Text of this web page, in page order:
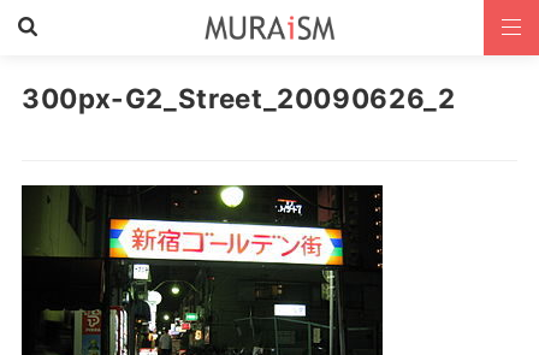
300px-G2_Street_20090626_2